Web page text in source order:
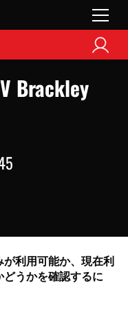
Brackley
利用可能か、現在利
うかを確認するに